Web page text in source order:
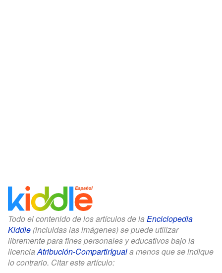
Todo el contenido de los artículos de la Enciclopedia
Kiddle (incluidas las imágenes) se puede utilizar
libremente para fines personales y educativos bajo la
licenciaAtribución-CompartirIguala menos que se indique
lo contrario. Citar este artículo: